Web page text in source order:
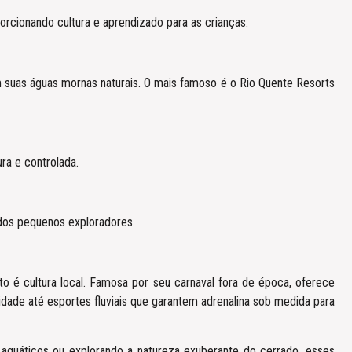
cultura e aprendizado para as crianças.
águas mornas naturais. O mais famoso é o Rio Quente Resorts
e controlada.
pequenos exploradores.
é cultura local. Famosa por seu carnaval fora de época, oferece
até esportes fluviais que garantem adrenalina sob medida para